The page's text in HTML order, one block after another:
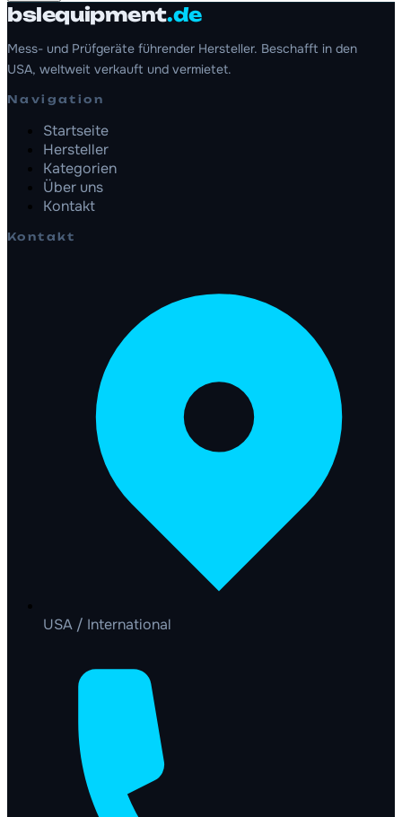
bslequipment.de
Mess- und Prüfgeräte führender Hersteller. Beschafft in den
USA, weltweit verkauft und vermietet.
Navigation
Startseite
Hersteller
Kategorien
Über uns
Kontakt
Kontakt
USA / International